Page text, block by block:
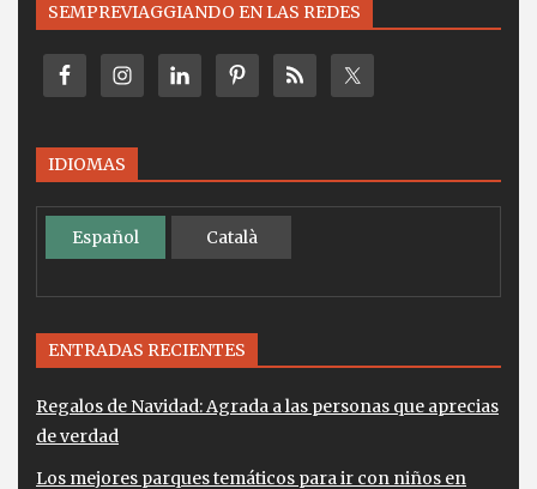
SEMPREVIAGGIANDO EN LAS REDES
IDIOMAS
Español Català
ENTRADAS RECIENTES
Regalos de Navidad: Agrada a las personas que aprecias
de verdad
Los mejores parques temáticos para ir con niños en